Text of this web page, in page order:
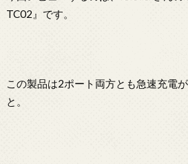
TC02』です。
この製品は2ポート両方とも急速充電
と。